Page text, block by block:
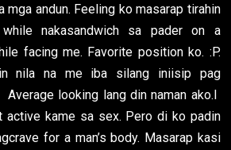
andun. Feeling ko masarap tirahin
nakasandwich sa pader on a
facing me. Favorite position ko. :P.
nila na me iba silang iniisip pag
looking lang din naman ako.I
active kame sa sex. Pero di ko padin
for a man’s body. Masarap kasi